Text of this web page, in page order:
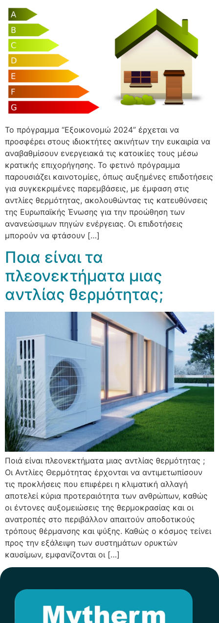
Το πρόγραμμα “Εξοικονομώ 2024” έρχεται να
προσφέρει στους ιδιοκτήτες ακινήτων την ευκαιρία να
αναβαθμίσουν ενεργειακά τις κατοικίες τους μέσω
κρατικής επιχορήγησης. Το φετινό πρόγραμμα
παρουσιάζει καινοτομίες, όπως αυξημένες επιδοτήσεις
για συγκεκριμένες παρεμβάσεις, με έμφαση στις
αντλίες θερμότητας, ακολουθώντας τις κατευθύνσεις
της Ευρωπαϊκής Ένωσης για την προώθηση των
ανανεώσιμων πηγών ενέργειας. Οι επιδοτήσεις
μπορούν να φτάσουν […]
Ποια είναι τα
πλεονεκτήματα μιας
αντλίας θερμότητας;
Ποιά είναι πλεονεκτήματα μιας αντλίας θερμότητας ;
Οι Αντλίες Θερμότητας έρχονται να αντιμετωπίσουν
τις προκλήσεις που επιφέρει η κλιματική αλλαγή
αποτελεί κύρια προτεραιότητα των ανθρώπων, καθώς
οι έντονες αυξομειώσεις της θερμοκρασίας και οι
ανατροπές στο περιβάλλον απαιτούν αποδοτικούς
τρόπους θέρμανσης και ψύξης. Καθώς ο κόσμος τείνει
προς την εξάλειψη των συστημάτων ορυκτών
καυσίμων, εμφανίζονται οι […]